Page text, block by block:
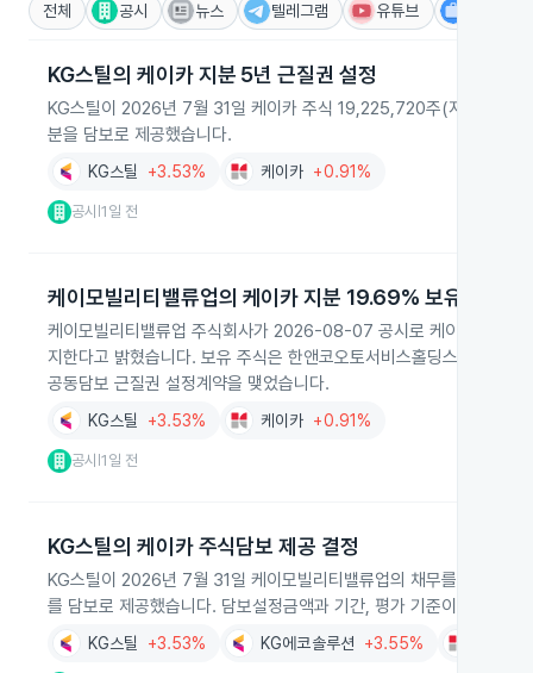
전체 공시 뉴스 텔레그램 유튜브
KG스틸의 케이카 지분 5년 근질권 설정
KG스틸이 2026년 7월 31일 케이카 주식 19,225,720주(지분
분을 담보로 제공했습니다.
KG스틸 +3.53% 케이카 +0.91%
공시 |1일 전
케이모빌리티밸류업의 케이카 지분 19.69% 보유 공시
케이모빌리티밸류업 주식회사가 2026-08-07 공시로 케이카 주식
지한다고 밝혔습니다. 보유 주식은 한앤코오토서비스홀딩스 유한회
공동담보 근질권 설정계약을 맺었습니다.
KG스틸 +3.53% 케이카 +0.91%
공시 |1일 전
KG스틸의 케이카 주식담보 제공 결정
KG스틸이 2026년 7월 31일 케이모빌리티밸류업의 채무를 담보하
를 담보로 제공했습니다. 담보설정금액과 기간, 평가 기준이 공시됐습
KG스틸 +3.53% KG에코솔루션 +3.55%